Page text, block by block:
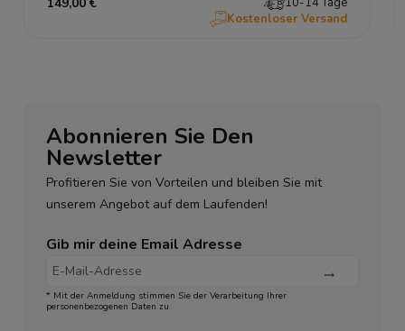
Kostenloser Versand
Abonnieren Sie Den
Newsletter
Profitieren Sie von Vorteilen und bleiben Sie mit
unserem Angebot auf dem Laufenden!
Gib mir deine Email Adresse
* Mit der Anmeldung stimmen Sie der Verarbeitung Ihrer
personenbezogenen Daten zu